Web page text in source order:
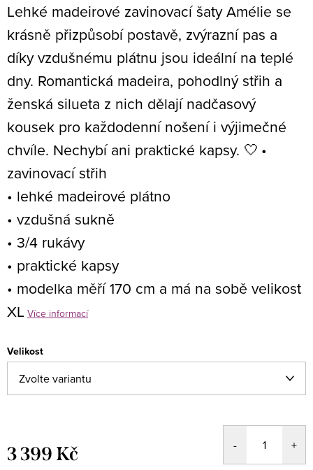
Lehké madeirové zavinovací šaty Amélie se
krásně přizpůsobí postavě, zvýrazní pas a
díky vzdušnému plátnu jsou ideální na teplé
dny. Romantická madeira, pohodlný střih a
ženská silueta z nich dělají nadčasový
kousek pro každodenní nošení i výjimečné
chvíle. Nechybí ani praktické kapsy. 🤍 •
zavinovací střih
• lehké madeirové plátno
• vzdušná sukně
• 3/4 rukávy
• praktické kapsy
• modelka měří 170 cm a má na sobě velikost
XL Více informací
Velikost
3 399 Kč